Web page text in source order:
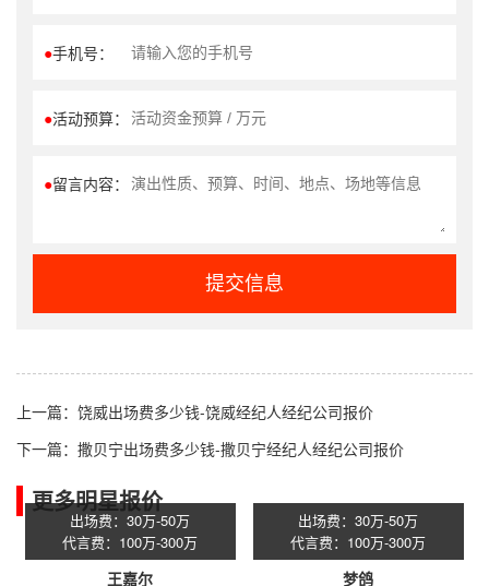
●手机号：
●活动预算：
●留言内容：
提交信息
上一篇： 饶威出场费多少钱-饶威经纪人经纪公司报价
下一篇： 撒贝宁出场费多少钱-撒贝宁经纪人经纪公司报价
更多明星报价
出场费：30万-50万
代言费：100万-300万
王嘉尔
出场费：30万-50万
代言费：100万-300万
梦鸽